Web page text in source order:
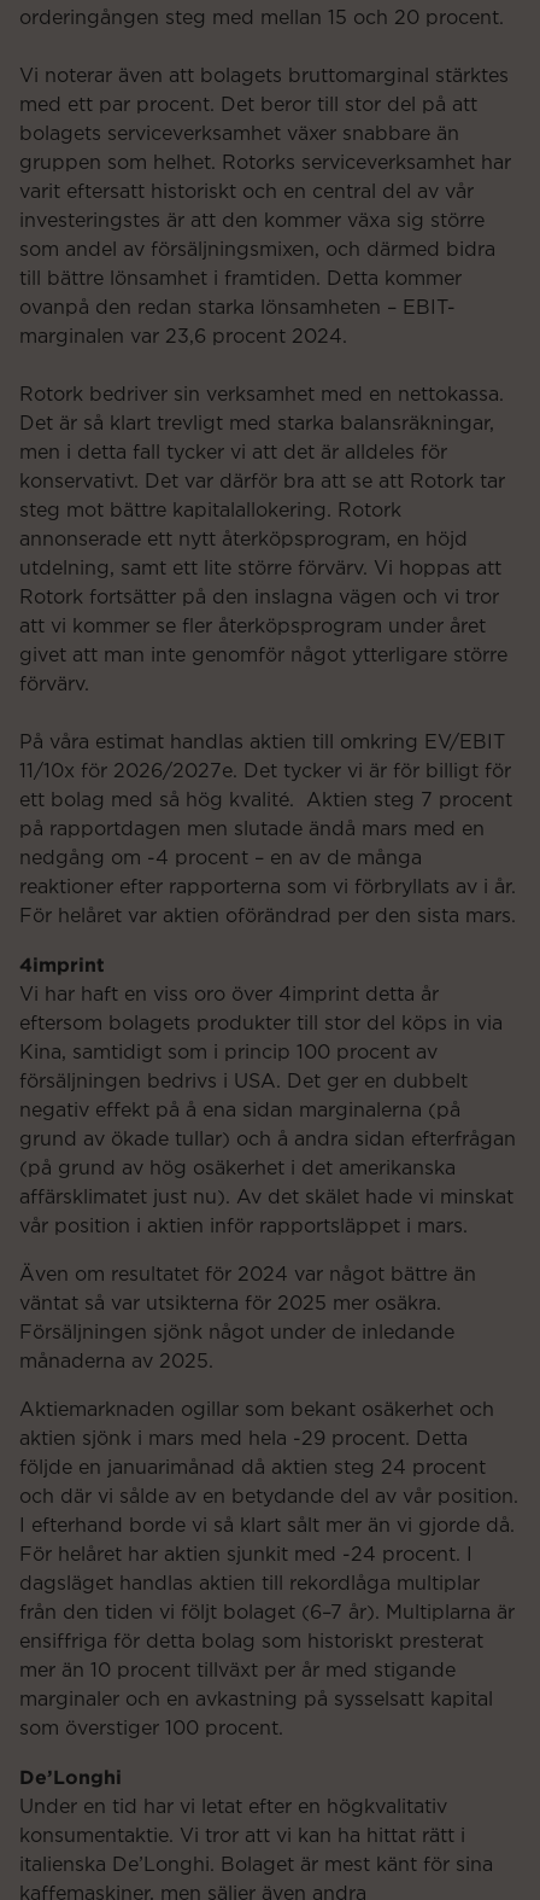
orderingången steg med mellan 15 och 20 procent.
Vi noterar även att bolagets bruttomarginal stärktes
med ett par procent. Det beror till stor del på att
bolagets serviceverksamhet växer snabbare än
gruppen som helhet. Rotorks serviceverksamhet har
varit eftersatt historiskt och en central del av vår
investeringstes är att den kommer växa sig större
som andel av försäljningsmixen, och därmed bidra
till bättre lönsamhet i framtiden. Detta kommer
ovanpå den redan starka lönsamheten – EBIT-
marginalen var 23,6 procent 2024.
Rotork bedriver sin verksamhet med en nettokassa.
Det är så klart trevligt med starka balansräkningar,
men i detta fall tycker vi att det är alldeles för
konservativt. Det var därför bra att se att Rotork tar
steg mot bättre kapitalallokering. Rotork
annonserade ett nytt återköpsprogram, en höjd
utdelning, samt ett lite större förvärv. Vi hoppas att
Rotork fortsätter på den inslagna vägen och vi tror
att vi kommer se fler återköpsprogram under året
givet att man inte genomför något ytterligare större
förvärv.
På våra estimat handlas aktien till omkring EV/EBIT
11/10x för 2026/2027e. Det tycker vi är för billigt för
ett bolag med så hög kvalité. Aktien steg 7 procent
på rapportdagen men slutade ändå mars med en
nedgång om -4 procent – en av de många
reaktioner efter rapporterna som vi förbryllats av i år.
För helåret var aktien oförändrad per den sista mars.
4imprint
Vi har haft en viss oro över 4imprint detta år
eftersom bolagets produkter till stor del köps in via
Kina, samtidigt som i princip 100 procent av
försäljningen bedrivs i USA. Det ger en dubbelt
negativ effekt på å ena sidan marginalerna (på
grund av ökade tullar) och å andra sidan efterfrågan
(på grund av hög osäkerhet i det amerikanska
affärsklimatet just nu). Av det skälet hade vi minskat
vår position i aktien inför rapportsläppet i mars.
Även om resultatet för 2024 var något bättre än
väntat så var utsikterna för 2025 mer osäkra.
Försäljningen sjönk något under de inledande
månaderna av 2025.
Aktiemarknaden ogillar som bekant osäkerhet och
aktien sjönk i mars med hela -29 procent. Detta
följde en januarimånad då aktien steg 24 procent
och där vi sålde av en betydande del av vår position.
I efterhand borde vi så klart sålt mer än vi gjorde då.
För helåret har aktien sjunkit med -24 procent. I
dagsläget handlas aktien till rekordlåga multiplar
från den tiden vi följt bolaget (6–7 år). Multiplarna är
ensiffriga för detta bolag som historiskt presterat
mer än 10 procent tillväxt per år med stigande
marginaler och en avkastning på sysselsatt kapital
som överstiger 100 procent.
De’Longhi
Under en tid har vi letat efter en högkvalitativ
konsumentaktie. Vi tror att vi kan ha hittat rätt i
italienska De’Longhi. Bolaget är mest känt för sina
kaffemaskiner, men säljer även andra